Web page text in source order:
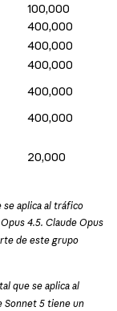
100,000
400,000
400,000
400,000
400,000
400,000
20,000
aplica al tráfico
4.5. Claude Opus
de este grupo
que se aplica al
Sonnet 5 tiene un